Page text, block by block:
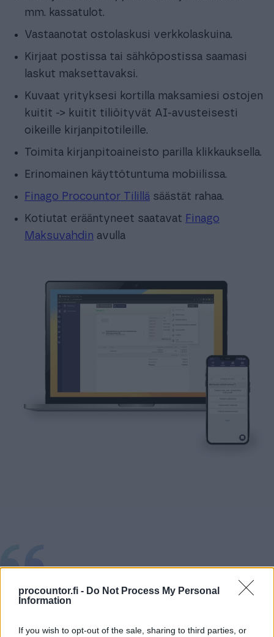
procountor.fi - Do Not Process My Personal
Information
If you wish to opt-out of the sale, sharing to third parties, or
mm. kassatulot.
Vastaanotat ostolaskusi verkkolaskuina.
Kirjaat postissa tai sähköpostissa saamasi
laskut maksettavaksi.
Kuvaat yrityksesi kortilla maksamiesi ostojen
kuitit -> kuitit tiliöityvät AI-avusteisesti
oikeille kirjanpitotileille.
Toimita kirjanpitoaineisto parilla klikkauksella.
Erinomainen käyttötuntuma mobiilissa.
Finago Procountor Tilillä säästät rahaa.
Kotiutat erääntyneet saatavat Finago
Maksuvahdin avulla
Procountor Solo on tosi helppokäyttöinen ja se on
säästää aikaa, säästyy myös rahaa.